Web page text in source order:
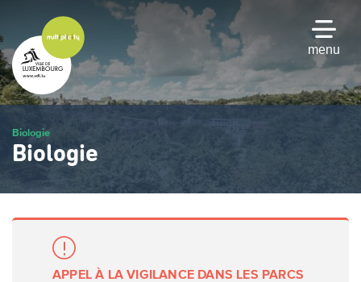
contenu
principal
menu
Biologie
Biologie
APPEL À LA VIGILANCE DANS LES PARCS